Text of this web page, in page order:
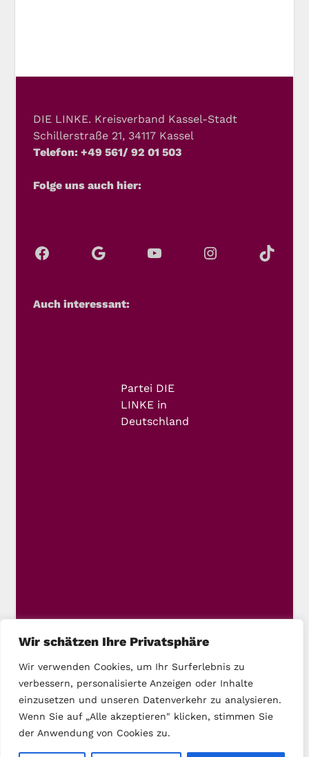
Wir schätzen Ihre Privatsphäre
Wir verwenden Cookies, um Ihr Surferlebnis zu
verbessern, personalisierte Anzeigen oder Inhalte
einzusetzen und unseren Datenverkehr zu analysieren.
Wenn Sie auf „Alle akzeptieren" klicken, stimmen Sie
der Anwendung von Cookies zu.
DIE LINKE. Kreisverband Kassel-Stadt
Schillerstraße 21, 34117 Kassel
Telefon: +49 561/ 92 01 503
Folge uns auch hier:
Auch interessant:
Partei DIE
LINKE in
Deutschland
Copyright © 2025 DIE LINKE Kassel-Stadt